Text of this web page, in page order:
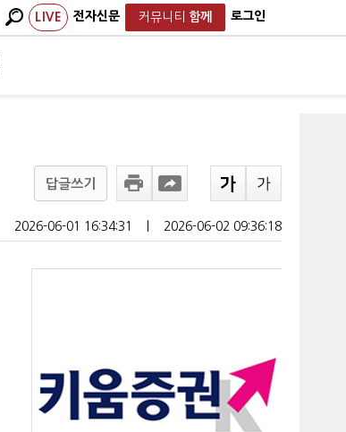
LIVE 전자신문 커뮤니티 함께 로그인
답글쓰기
2026-06-01 16:34:31 2026-06-02 09:36:18